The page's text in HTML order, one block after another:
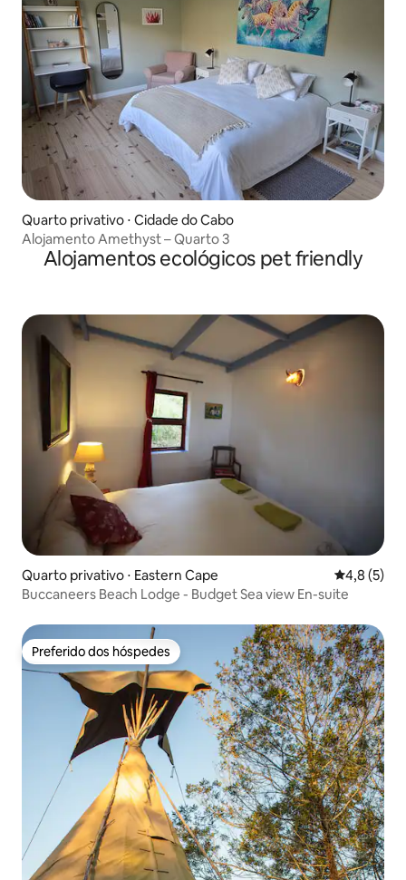
Quarto privativo ⋅ Cidade do Cabo
Alojamento Amethyst – Quarto 3
Alojamentos ecológicos pet friendly
Quarto privativo ⋅ Eastern Cape 4,8 de
4,8 (5)
Buccaneers Beach Lodge - Budget Sea view En-suite
Preferido dos hóspedes
Preferido dos hóspedes